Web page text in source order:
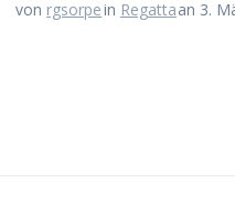
von rgsorpein Regattaan 3.